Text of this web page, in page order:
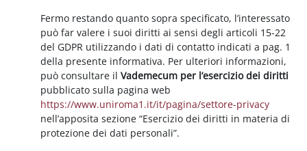
Fermo restando quanto sopra specificato, l’interessato
può far valere i suoi diritti ai sensi degli articoli 15-22
del GDPR utilizzando i dati di contatto indicati a pag. 1
della presente informativa. Per ulteriori informazioni,
può consultare ilVademecum per l’esercizio dei diritti
pubblicato sulla pagina web
https://www.uniroma1.it/it/pagina/settore-privacy
nell’apposita sezione “Esercizio dei diritti in materia di
protezione dei dati personali”.